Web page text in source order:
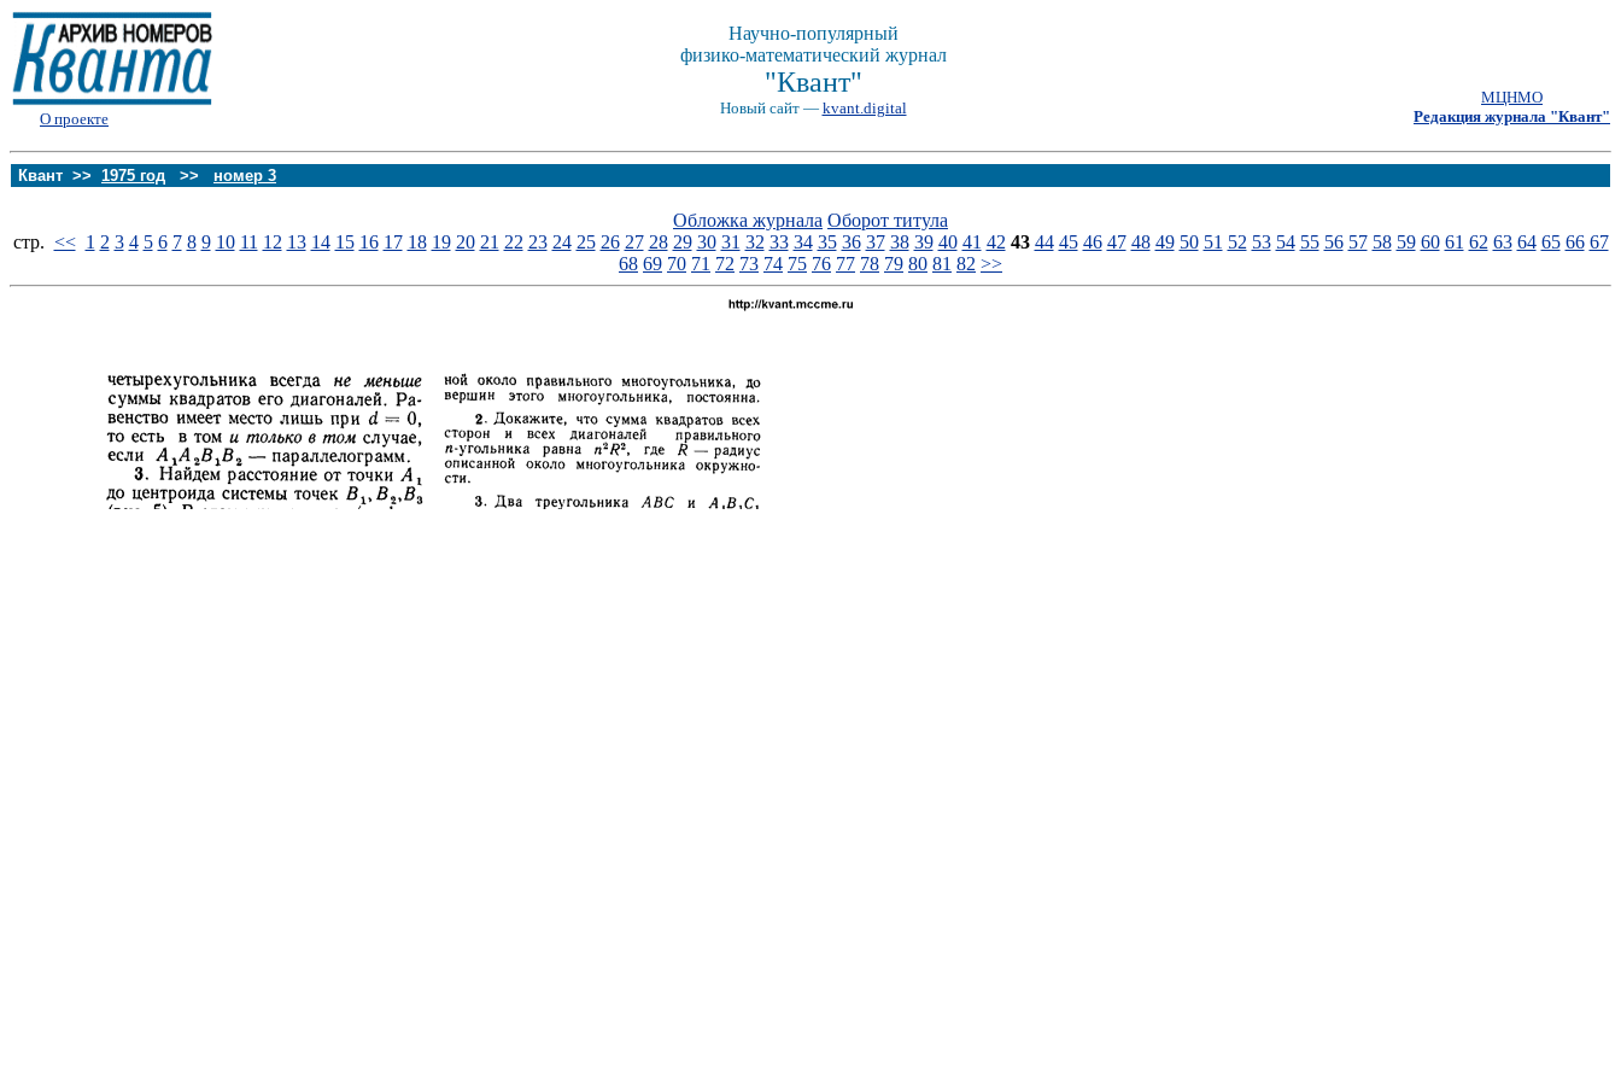
О проекте
Научно-популярный
физико-математический журнал
"Квант"
Новый сайт — kvant.digital
МЦНМО
Редакция журнала "Квант"
Квант >> 1975 год >> номер 3
Обложка журнала Оборот титула
стp. << 1 2 3 4 5 6 7 8 9 10 11 12 13 14 15 16 17 18 19 20 21 22 23 24 25 26 27 28 29 30 31 32 33 34 35 36 37 38 39 40 41 42 43 44 45 46 47 48 49 50 51 52 53 54 55 56 57 58 59 60 61 62 63 64 65 66 67
68 69 70 71 72 73 74 75 76 77 78 79 80 81 82 >>